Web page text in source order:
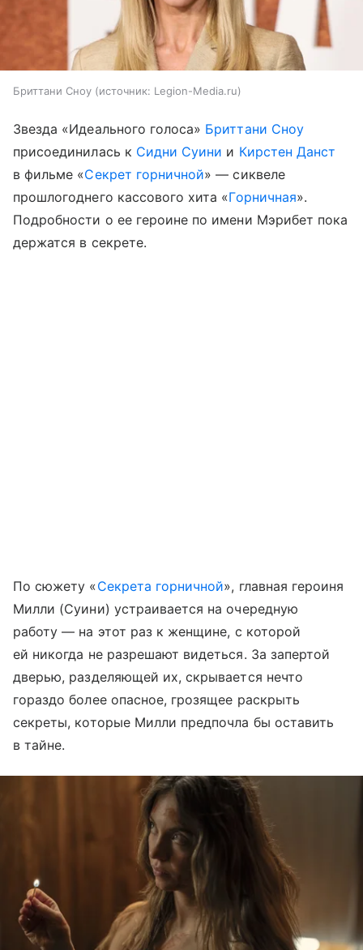
Бриттани Сноу источник: Legion-Media.ru
Звезда «Идеального голоса» Бриттани Сноу
присоединилась к Сидни Суини и Кирстен Данст
в фильме «Секрет горничной» — сиквеле
прошлогоднего кассового хита «Горничная».
Подробности о ее героине по имени Мэрибет пока
держатся в секрете.
По сюжету «Секрета горничной», главная героиня
Милли (Суини) устраивается на очередную
работу — на этот раз к женщине, с которой
ей никогда не разрешают видеться. За запертой
дверью, разделяющей их, скрывается нечто
гораздо более опасное, грозящее раскрыть
секреты, которые Милли предпочла бы оставить
в тайне.